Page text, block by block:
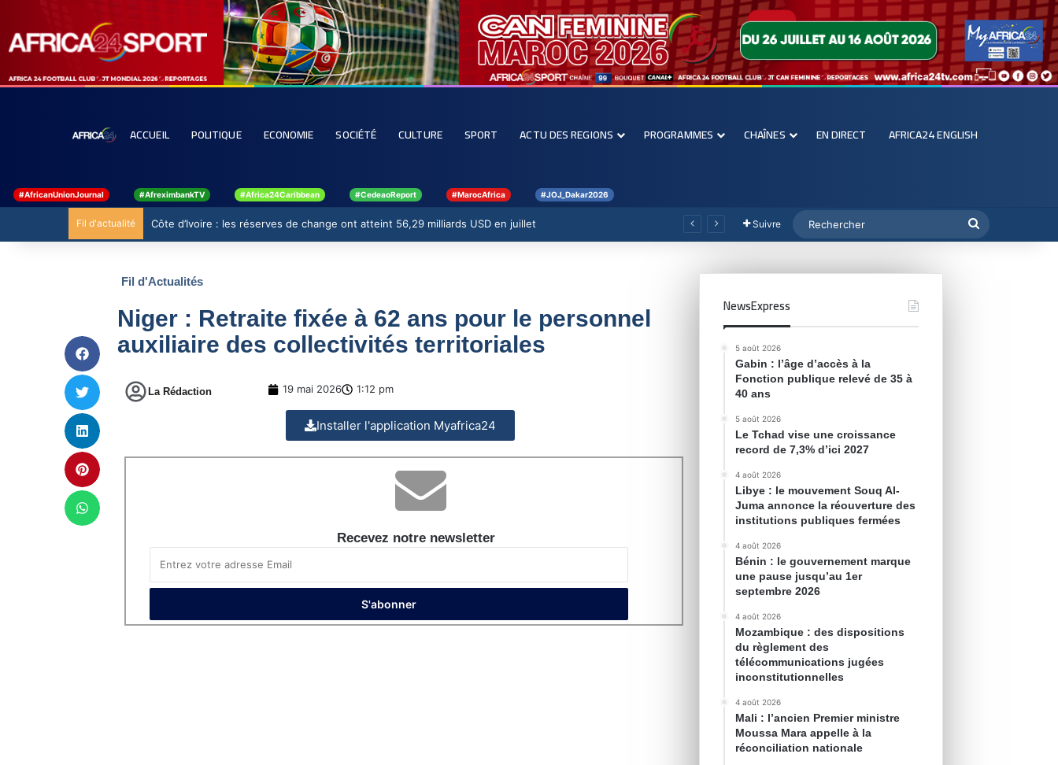
ACCUEIL POLITIQUE ECONOMIE SOCIÉTÉ CULTURE SPORT ACTU DES REGIONS PROGRAMMES CHAÎNES EN DIRECT AFRICA24 ENGLISH
#AfricanUnionJournal #AfreximbankTV #Africa24Caribbean #CedeaoReport #MarocAfrica #JOJ_Dakar2026
Fil d'actualité Côte d’Ivoire : les réserves de change ont atteint 56,29 milliards USD en juillet Suivre
Fil d'Actualités
Niger : Retraite fixée à 62 ans pour le personnel
auxiliaire des collectivités territoriales
La Rédaction 19 mai 2026 1:12 pm
Installer l'application Myafrica24
Recevez notre newsletter
NewsExpress
5 août 2026
Gabin : l’âge d’accès à la
Fonction publique relevé de 35 à
40 ans
5 août 2026
Le Tchad vise une croissance
record de 7,3% d’ici 2027
4 août 2026
Libye : le mouvement Souq Al-
Juma annonce la réouverture des
institutions publiques fermées
4 août 2026
Bénin : le gouvernement marque
une pause jusqu’au 1er
septembre 2026
4 août 2026
Mozambique : des dispositions
du règlement des
télécommunications jugées
inconstitutionnelles
4 août 2026
Mali : l’ancien Premier ministre
Moussa Mara appelle à la
réconciliation nationale